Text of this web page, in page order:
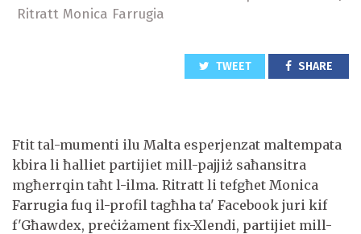
Ritratt Monica Farrugia
TWEET SHARE
Ftit tal-mumenti ilu Malta esperjenzat maltempata
kbira li ħalliet partijiet mill-pajjiż saħansitra
mgħerrqin taħt l-ilma. Ritratt li tefgħet Monica
Farrugia fuq il-profil tagħha ta' Facebook juri kif
f'Għawdex, preċiżament fix-Xlendi, partijiet mill-